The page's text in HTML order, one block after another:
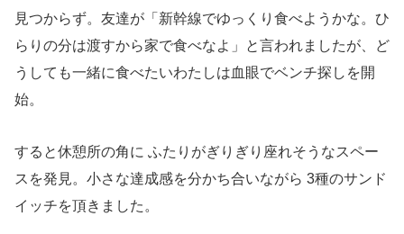
見つからず。友達が「新幹線でゆっくり食べようかな。ひ
らりの分は渡すから家で食べなよ」と言われましたが、ど
うしても一緒に食べたいわたしは血眼でベンチ探しを開
始。
すると休憩所の角に ふたりがぎりぎり座れそうなスペー
スを発見。小さな達成感を分かち合いながら 3種のサンド
イッチを頂きました。